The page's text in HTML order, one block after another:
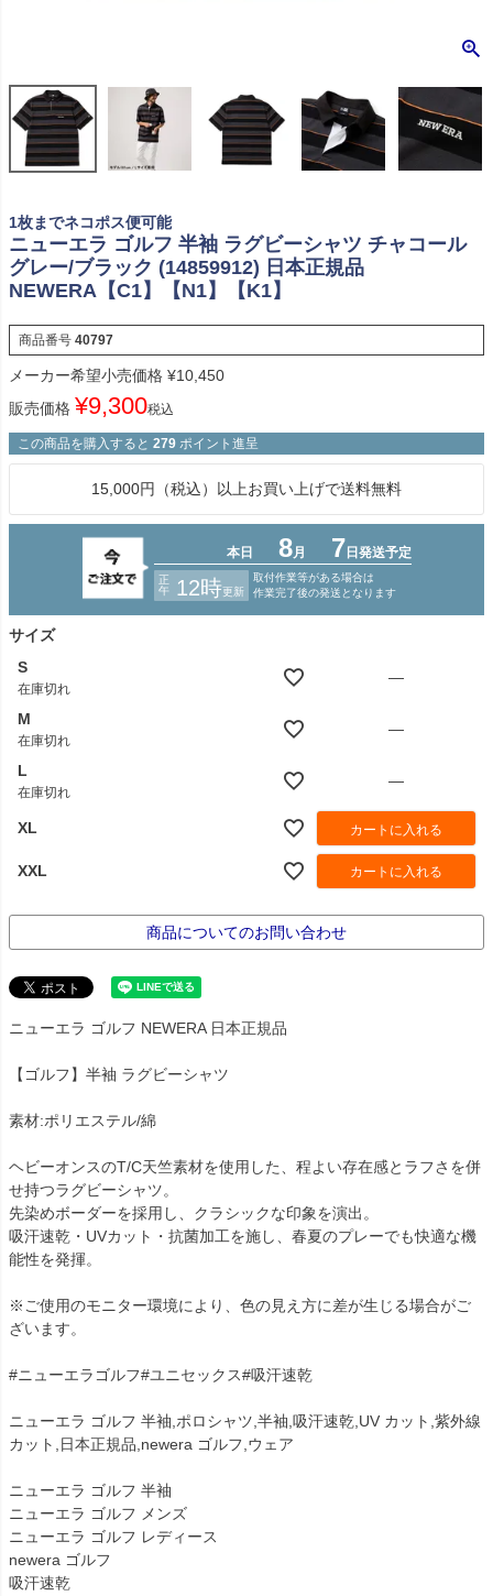
1枚までネコポス便可能
ニューエラ ゴルフ 半袖 ラグビーシャツ チャコール
グレー/ブラック (14859912) 日本正規品
NEWERA【C1】【N1】【K1】
商品番号 40797
メーカー希望小売価格 ¥10,450
販売価格 ¥9,300税込
この商品を購入すると 279 ポイント進呈
15,000円（税込）以上お買い上げで送料無料
サイズ
S
在庫切れ
—
M
在庫切れ
—
L
在庫切れ
—
XL カートに入れる
XXL カートに入れる
商品についてのお問い合わせ
ニューエラ ゴルフ NEWERA 日本正規品
【ゴルフ】半袖 ラグビーシャツ
素材:ポリエステル/綿
ヘビーオンスのT/C天竺素材を使用した、程よい存在感とラフさを併
せ持つラグビーシャツ。
先染めボーダーを採用し、クラシックな印象を演出。
吸汗速乾・UVカット・抗菌加工を施し、春夏のプレーでも快適な機
能性を発揮。
※ご使用のモニター環境により、色の見え方に差が生じる場合がご
ざいます。
#ニューエラゴルフ#ユニセックス#吸汗速乾
ニューエラ ゴルフ 半袖,ポロシャツ,半袖,吸汗速乾,UV カット,紫外線
カット,日本正規品,newera ゴルフ,ウェア
ニューエラ ゴルフ 半袖
ニューエラ ゴルフ メンズ
ニューエラ ゴルフ レディース
newera ゴルフ
吸汗速乾